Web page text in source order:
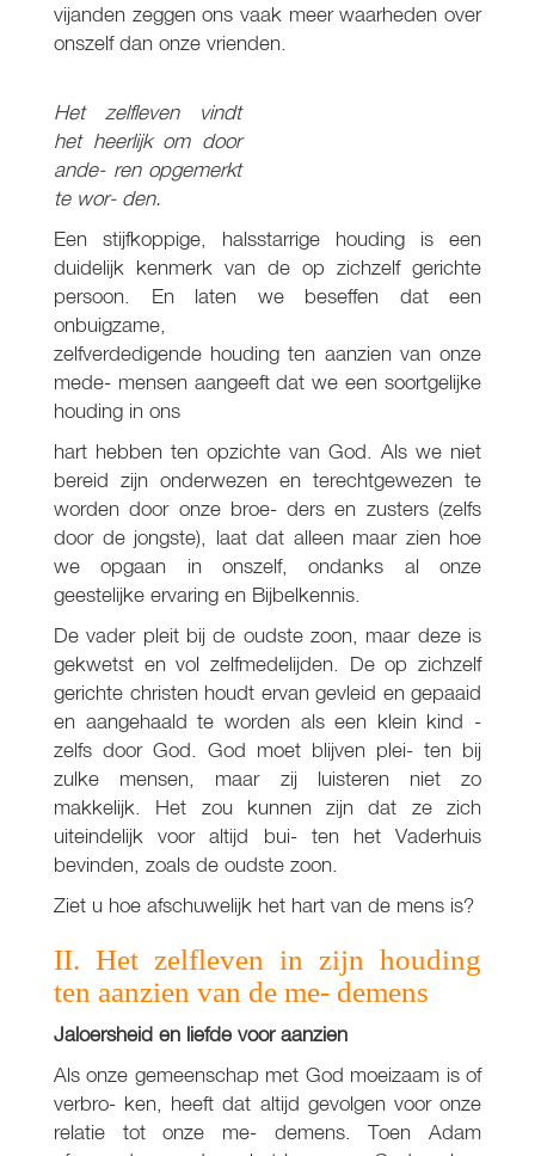
vijanden zeggen ons vaak meer waarheden over
onszelf dan onze vrienden.
Het zelfleven vindt
het heerlijk om door
ande- ren opgemerkt
te wor- den.
Een stijfkoppige, halsstarrige houding is een
duidelijk kenmerk van de op zichzelf gerichte
persoon. En laten we beseffen dat een
onbuigzame,
zelfverdedigende houding ten aanzien van onze
mede- mensen aangeeft dat we een soortgelijke
houding in ons
hart hebben ten opzichte van God. Als we niet
bereid zijn onderwezen en terechtgewezen te
worden door onze broe- ders en zusters (zelfs
door de jongste), laat dat alleen maar zien hoe
we opgaan in onszelf, ondanks al onze
geestelijke ervaring en Bijbelkennis.
De vader pleit bij de oudste zoon, maar deze is
gekwetst en vol zelfmedelijden. De op zichzelf
gerichte christen houdt ervan gevleid en gepaaid
en aangehaald te worden als een klein kind -
zelfs door God. God moet blijven plei- ten bij
zulke mensen, maar zij luisteren niet zo
makkelijk. Het zou kunnen zijn dat ze zich
uiteindelijk voor altijd bui- ten het Vaderhuis
bevinden, zoals de oudste zoon.
Ziet u hoe afschuwelijk het hart van de mens is?
II. Het zelfleven in zijn houding
ten aanzien van de me- demens
Jaloersheid en liefde voor aanzien
Als onze gemeenschap met God moeizaam is of
verbro- ken, heeft dat altijd gevolgen voor onze
relatie tot onze me- demens. Toen Adam